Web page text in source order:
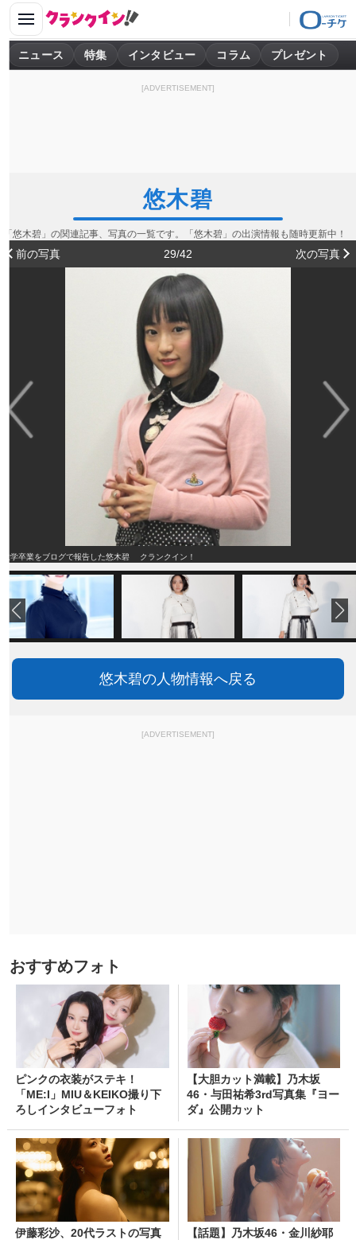
ニュース 特集 インタビュー コラム プレゼント
[ADVERTISEMENT]
悠木碧
「悠木碧」の関連記事、写真の一覧です。「悠木碧」の出演情報も随時更新中！
前の写真 29/42 次の写真
大学卒業をブログで報告した悠木碧 クランクイン！
悠木碧の人物情報へ戻る
[ADVERTISEMENT]
おすすめフォト
ピンクの衣装がステキ！
「ME:I」MIU＆KEIKO撮り下
ろしインタビューフォト
【大胆カット満載】乃木坂
46・与田祐希3rd写真集『ヨー
ダ』公開カット
伊藤彩沙、20代ラストの写真
【話題】乃木坂46・金川紗耶